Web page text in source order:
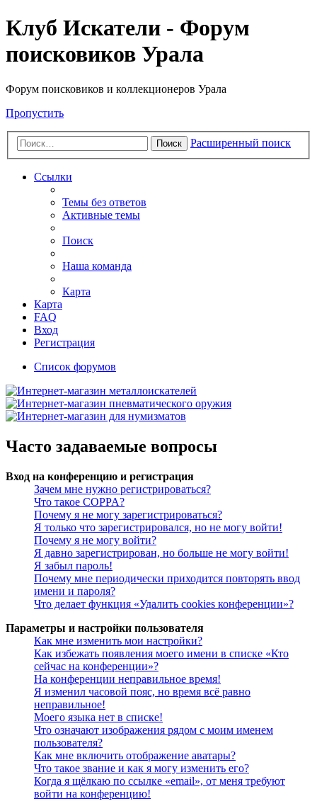
Клуб Искатели - Форум
поисковиков Урала
Форум поисковиков и коллекционеров Урала
Пропустить
Поиск Расширенный поиск
Ссылки
Темы без ответов
Активные темы
Поиск
Наша команда
Карта
Карта
FAQ
Вход
Регистрация
Список форумов
Часто задаваемые вопросы
Вход на конференцию и регистрация
Зачем мне нужно регистрироваться?
Что такое COPPA?
Почему я не могу зарегистрироваться?
Я только что зарегистрировался, но не могу войти!
Почему я не могу войти?
Я давно зарегистрирован, но больше не могу войти!
Я забыл пароль!
Почему мне периодически приходится повторять ввод
имени и пароля?
Что делает функция «Удалить cookies конференции»?
Параметры и настройки пользователя
Как мне изменить мои настройки?
Как избежать появления моего имени в списке «Кто
сейчас на конференции»?
На конференции неправильное время!
Я изменил часовой пояс, но время всё равно
неправильное!
Моего языка нет в списке!
Что означают изображения рядом с моим именем
пользователя?
Как мне включить отображение аватары?
Что такое звание и как я могу изменить его?
Когда я щёлкаю по ссылке «email», от меня требуют
войти на конференцию!